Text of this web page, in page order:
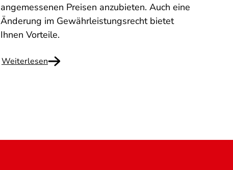
angemessenen Preisen anzubieten. Auch eine
Änderung im Gewährleistungsrecht bietet
Ihnen Vorteile.
Weiterlesen